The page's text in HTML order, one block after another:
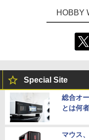
HOBBY
Special Site
総合オ
とは何
マウス